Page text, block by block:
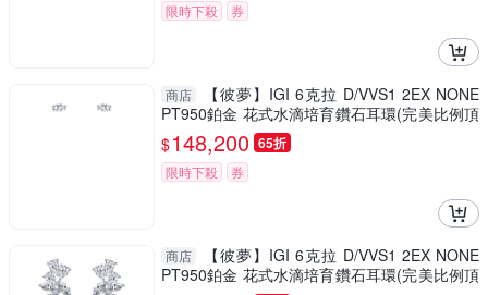
限時下殺 券
商店
【彼夢】IGI 6克拉 D/VVS1 2EX NONE
PT950鉑金 花式水滴培育鑽石耳環(完美比例頂
級切割培育鑽石)
$148,200 65折
限時下殺 券
商店
【彼夢】IGI 6克拉 D/VVS1 2EX NONE
PT950鉑金 花式水滴培育鑽石耳環(完美比例頂